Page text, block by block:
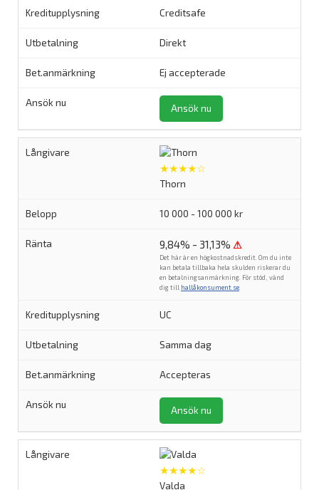
Creditsafe
Direkt
Ej accepterade
Ansök nu
★★★★☆
Thorn
10 000 - 100 000 kr
9,84% - 31,13% ⚠
Det här är en högkostnadskredit. Om du inte
kan betala tillbaka hela skulden riskerar du
en betalningsanmärkning. För stöd, vänd
dig till hallåkonsument.se
UC
Samma dag
Accepteras
Ansök nu
★★★★☆
Valda